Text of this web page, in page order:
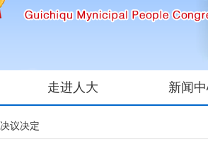
走进人大 新闻
决议决定